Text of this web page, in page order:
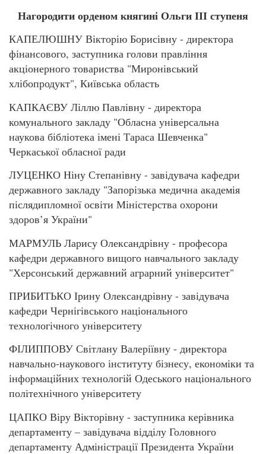
Нагородити орденом княгині Ольги ІІІ ступеня
КАПЕЛЮШНУ Вікторію Борисівну - директора
фінансового, заступника голови правління
акціонерного товариства "Миронівський
хлібопродукт", Київська область
КАПКАЄВУ Ліллю Павлівну - директора
комунального закладу "Обласна універсальна
наукова бібліотека імені Тараса Шевченка"
Черкаської обласної ради
ЛУЦЕНКО Ніну Степанівну - завідувача кафедри
державного закладу "Запорізька медична академія
післядипломної освіти Міністерства охорони
здоров’я України"
МАРМУЛЬ Ларису Олександрівну - професора
кафедри державного вищого навчального закладу
"Херсонський державний аграрний університет"
ПРИБИТЬКО Ірину Олександрівну - завідувача
кафедри Чернігівського національного
технологічного університету
ФІЛИППОВУ Світлану Валеріївну - директора
навчально-наукового інституту бізнесу, економіки та
інформаційних технологій Одеського національного
політехнічного університету
ЦАПКО Віру Вікторівну - заступника керівника
департаменту – завідувача відділу Головного
департаменту Адміністрації Президента України